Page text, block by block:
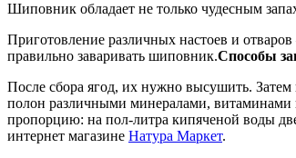
Шиповник обладает не только чудесным
Приготовление различных настоев и
правильно заваривать шиповник.Способы
После сбора ягод, их нужно высушить. Затем
полон различными минералами, витаминами
пропорцию: на пол-литра кипяченой воды
интернет магазине Натура Маркет.